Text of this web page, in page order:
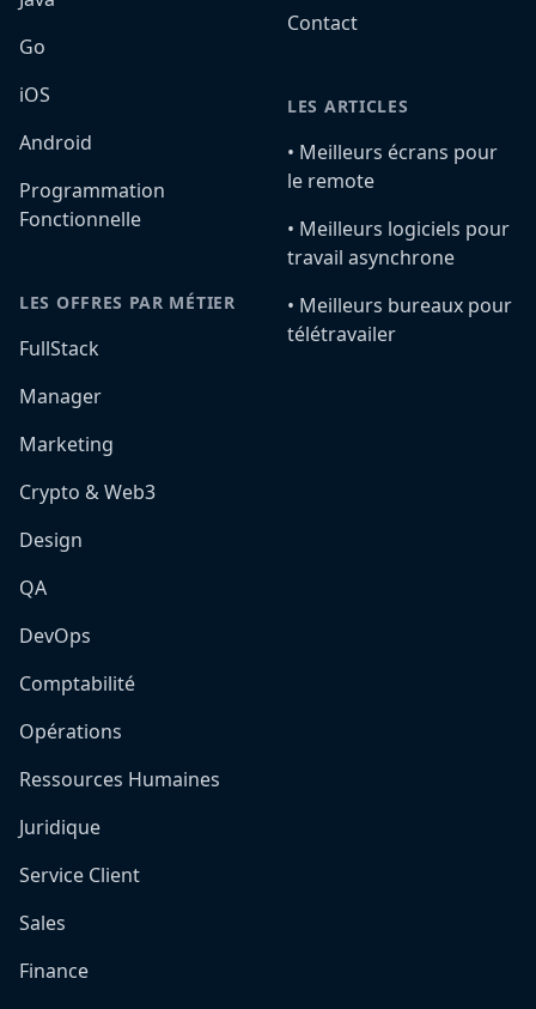
Go
iOS
Android
Programmation
Fonctionnelle
LES OFFRES PAR MÉTIER
FullStack
Manager
Marketing
Crypto & Web3
Design
QA
DevOps
Comptabilité
Opérations
Ressources Humaines
Juridique
Service Client
Sales
Finance
Contact
LES ARTICLES
•️ Meilleurs écrans pour
le remote
•️ Meilleurs logiciels pour
travail asynchrone
•️ Meilleurs bureaux pour
télétravailer